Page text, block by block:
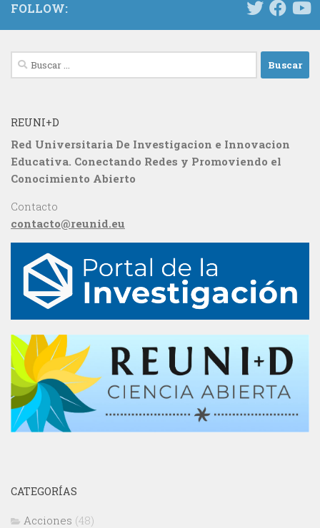
FOLLOW:
Buscar:
REUNI+D
Red Universitaria De Investigacion e Innovacion
Educativa. Conectando Redes y Promoviendo el
Conocimiento Abierto
Contacto
contacto@reunid.eu
CATEGORÍAS
Acciones (48)